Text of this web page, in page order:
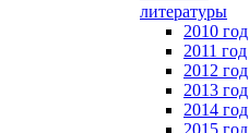
литературы
2010 год
2011 год
2012 год
2013 год
2014 год
2015 год